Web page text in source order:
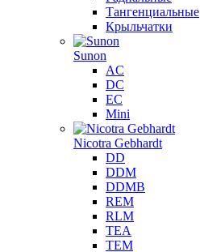
Тангенциальные
Крыльчатки
Sunon
AC
DC
EC
Mini
Nicotra Gebhardt
DD
DDM
DDMB
REM
RLM
TEA
TEM